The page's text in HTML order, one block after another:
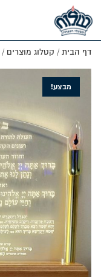
דף הבית/ קטלוג מוצרים /
מבצע!